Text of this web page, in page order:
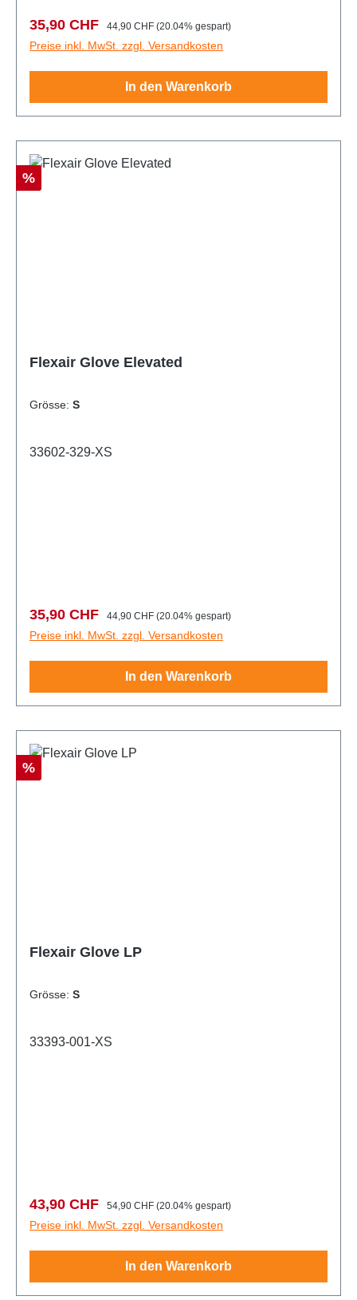
Verkaufspreis:
35,90 CHF Regulärer Preis:
44,90 CHF (20.04% gespart)
Preise inkl. MwSt. zzgl. Versandkosten
In den Warenkorb
Rabatt
%
Flexair Glove Elevated
Grösse: S
33602-329-XS
Verkaufspreis:
35,90 CHF Regulärer Preis:
44,90 CHF (20.04% gespart)
Preise inkl. MwSt. zzgl. Versandkosten
In den Warenkorb
Rabatt
%
Flexair Glove LP
Grösse: S
33393-001-XS
Verkaufspreis:
43,90 CHF Regulärer Preis:
54,90 CHF (20.04% gespart)
Preise inkl. MwSt. zzgl. Versandkosten
In den Warenkorb